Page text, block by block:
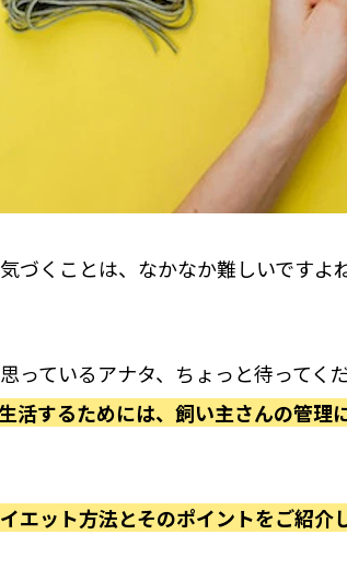
くことは、なかなか難しいですよね
っているアナタ、ちょっと待ってく
活するためには、 飼い主さんの管理
エット方法とそのポイントをご紹介